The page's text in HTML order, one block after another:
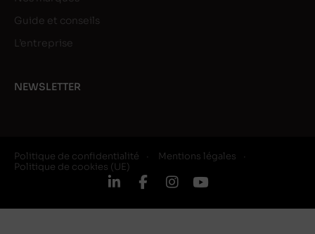
Guide et conseils
L’entreprise
NEWSLETTER
Politique de confidentialité
Mentions légales
Politique de cookies (UE)